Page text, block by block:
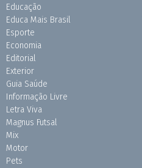
Educação
Educa Mais Brasil
Esporte
Economia
Editorial
Exterior
Guia Saúde
Informação Livre
Letra Viva
Magnus Futsal
Mix
Motor
Pets